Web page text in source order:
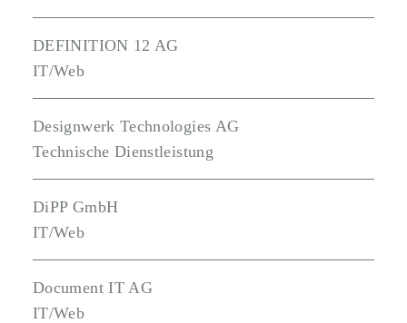
DEFINITION 12 AG
IT/Web
Designwerk Technologies AG
Technische Dienstleistung
DiPP GmbH
IT/Web
Document IT AG
IT/Web